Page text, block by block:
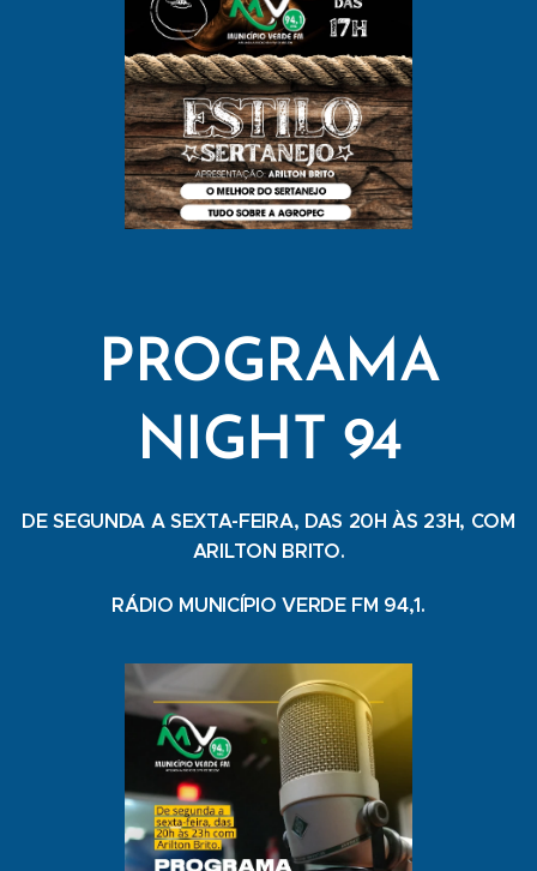
PROGRAMA
NIGHT 94
DE SEGUNDA A SEXTA-FEIRA, DAS 20H ÀS 23H, COM
ARILTON BRITO.
RÁDIO MUNICÍPIO VERDE FM 94,1.